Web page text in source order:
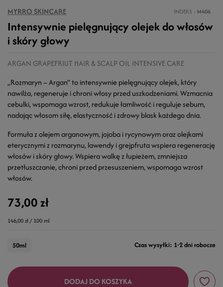
MYRRO SKINCARE INDEKS M406
Intensywnie pielęgnujący olejek do włosów
i skóry głowy
ARGAN GRAPEFRIUT HAIR & SCALP OIL INTENSIVE CARE
„Rozmaryn – Argan” to intensywnie pielęgnujący olejek, który
nawilża, regeneruje i chroni włosy przed uszkodzeniami. Wzmacnia
cebulki, wspomaga wzrost, redukuje łamliwość i reguluje sebum,
nadając włosom siłę, elastyczność i zdrowy blask każdego dnia.
Formuła z olejem arganowym, jojoba i rycynowym oraz olejkami
eterycznymi z rozmarynu, lawendy i grejpfruta wspiera regenerację
włosów i skóry głowy. Wspiera walkę z łupieżem, zmniejsza
przetłuszczanie, chroni przed przesuszeniem, wspomaga wzrost
włosów.
73,00 zł
146,00 zł / 100 ml
Czas wysyłki: 1-2 dni robocze
50ml
DODAJ DO KOSZYKA